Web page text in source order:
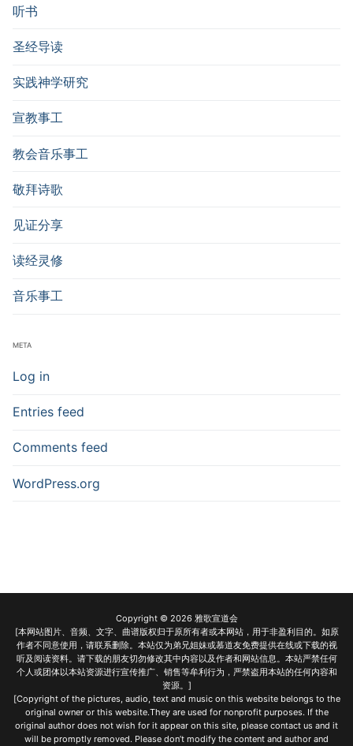
听书
圣经导读
实践神学研究
宣教事工
教会音乐事工
敬拜诗歌
见证分享
读经灵修
音乐事工
META
Log in
Entries feed
Comments feed
WordPress.org
Copyright © 2026 雅歌宣道会
[本网站图片、音频、文字、曲谱版权归于原所有者或本网站，用于非盈利目的。如原
作者不同意使用，请联系删除。本站仅为弟兄姐妹或慕道友免费提供在线或下载的视
听及阅读资料。请下载的朋友切勿修改其中内容以及作者和网站信息。本站严禁任何
个人或团体以本站资源进行宣传推广、销售等牟利行为，严禁盗用本站的任何内容和
资源。]
[Copyright of the pictures, audio, text and music on this website belongs to the
original owner or this website.They are used for nonprofit purposes. If the
original author does not wish for it appear on this site, please contact us and it
will be promptly removed. Please don’t modify the content and author and